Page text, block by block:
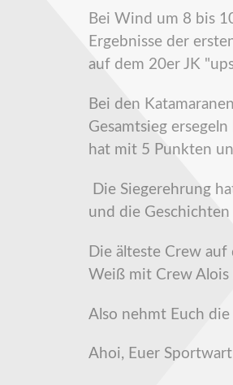
Bei Wind um 8 bis
Ergebnisse der
auf dem 20er JK
Bei den
Gesamtsieg
hat mit 5 Punkten
Die Siegerehrung
und die
Die älteste Crew
Weiß mit Crew Alois
Also nehmt Euch
Ahoi, Euer